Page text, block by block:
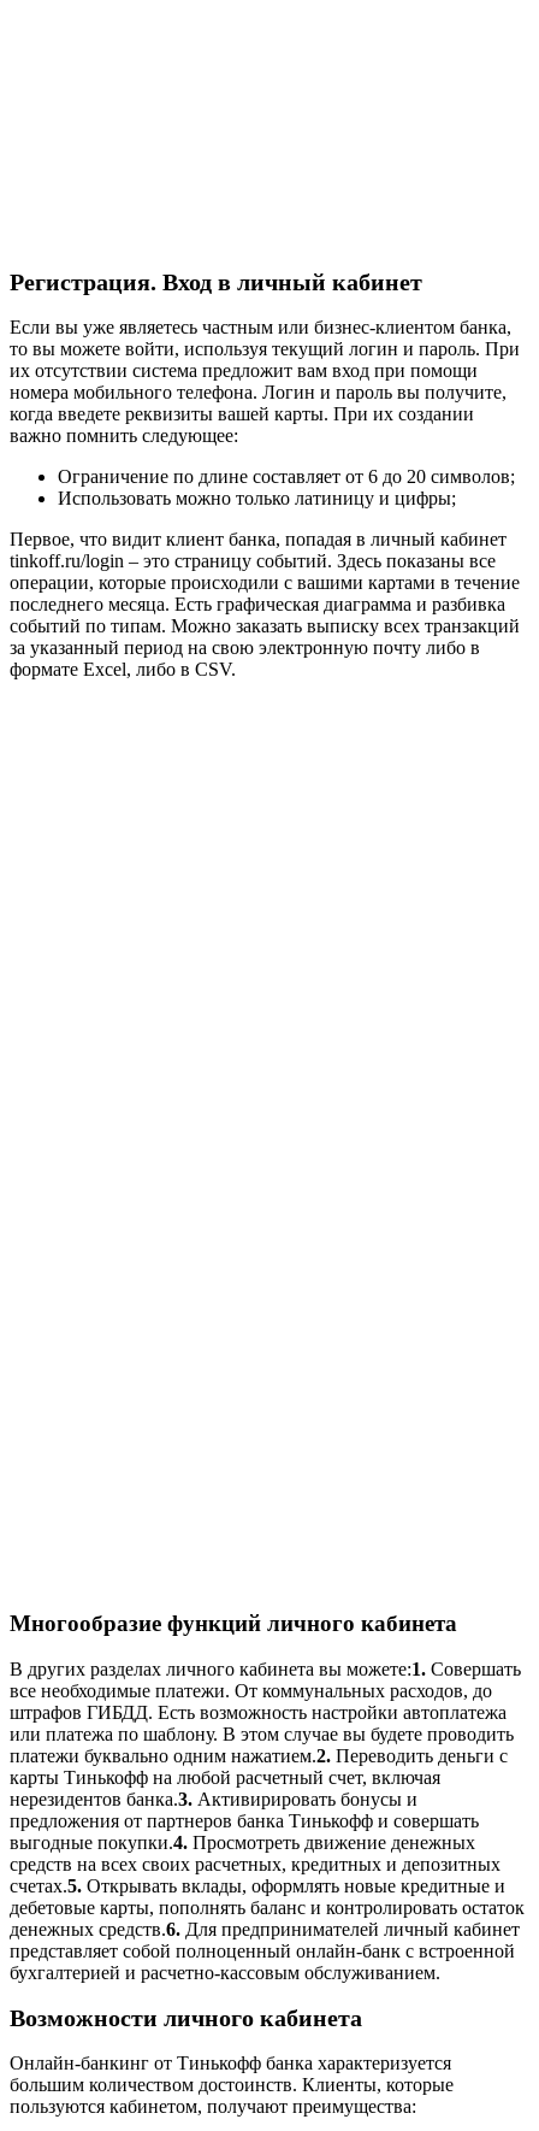
Регистрация. Вход в личный кабинет
Если вы уже являетесь частным или бизнес-клиентом банка,
то вы можете войти, используя текущий логин и пароль. При
их отсутствии система предложит вам вход при помощи
номера мобильного телефона. Логин и пароль вы получите,
когда введете реквизиты вашей карты. При их создании
важно помнить следующее:
Ограничение по длине составляет от 6 до 20 символов;
Использовать можно только латиницу и цифры;
Первое, что видит клиент банка, попадая в личный кабинет
tinkoff.ru/login – это страницу событий. Здесь показаны все
операции, которые происходили с вашими картами в течение
последнего месяца. Есть графическая диаграмма и разбивка
событий по типам. Можно заказать выписку всех транзакций
за указанный период на свою электронную почту либо в
формате Excel, либо в CSV.
Многообразие функций личного кабинета
В других разделах личного кабинета вы можете:1. Совершать
все необходимые платежи. От коммунальных расходов, до
штрафов ГИБДД. Есть возможность настройки автоплатежа
или платежа по шаблону. В этом случае вы будете проводить
платежи буквально одним нажатием.2. Переводить деньги с
карты Тинькофф на любой расчетный счет, включая
нерезидентов банка.3. Активирировать бонусы и
предложения от партнеров банка Тинькофф и совершать
выгодные покупки.4. Просмотреть движение денежных
средств на всех своих расчетных, кредитных и депозитных
счетах.5. Открывать вклады, оформлять новые кредитные и
дебетовые карты, пополнять баланс и контролировать остаток
денежных средств.6. Для предпринимателей личный кабинет
представляет собой полноценный онлайн-банк с встроенной
бухгалтерией и расчетно-кассовым обслуживанием.
Возможности личного кабинета
Онлайн-банкинг от Тинькофф банка характеризуется
большим количеством достоинств. Клиенты, которые
пользуются кабинетом, получают преимущества: